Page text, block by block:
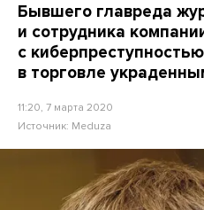
Бывшего главреда
и сотрудника
с
в торговле
11:20, 7 марта 2020
Источник: Meduza